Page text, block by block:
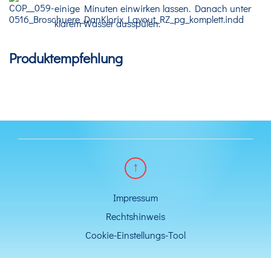
einige Minuten einwirken lassen. Danach unter
klarem Wasser ausspülen.
Produktempfehlung
Impressum
Rechtshinweis
Cookie-Einstellungs-Tool